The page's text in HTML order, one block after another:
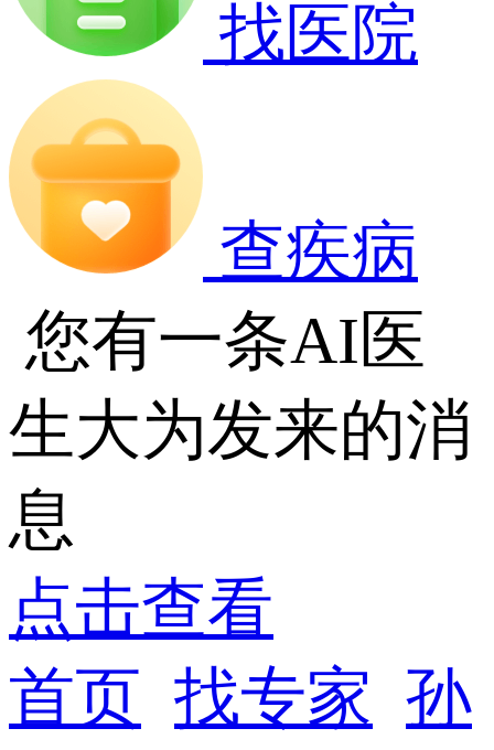
找医院
查疾病
您有一条AI医
生大为发来的消
息
点击查看
首页 找专家 孙